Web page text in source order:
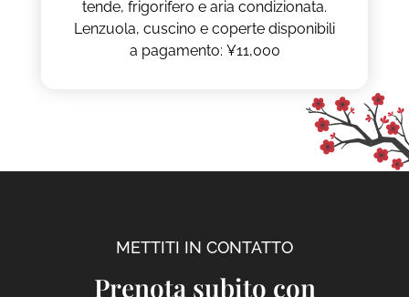
tende, frigorifero e aria condizionata.
Lenzuola, cuscino e coperte disponibili
a pagamento: ¥11,000
METTITI IN CONTATTO
Prenota subito con